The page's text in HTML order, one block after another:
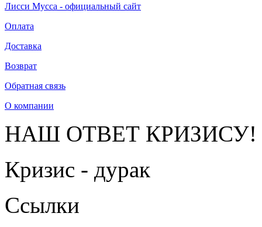
Лисси Мусса - официальный сайт
Оплата
Доставка
Возврат
Обратная связь
О компании
НАШ ОТВЕТ КРИЗИСУ!
Кризис - дурак
Ссылки